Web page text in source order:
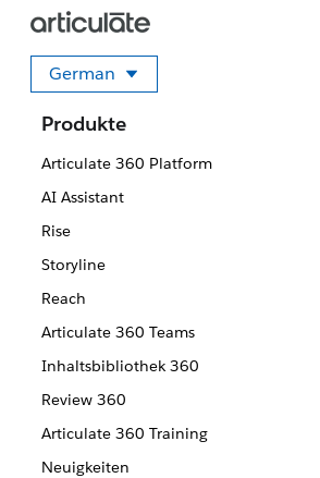
German
Sprache auswählen
Produkte
Articulate 360 Platform
AI Assistant
Rise
Storyline
Reach
Articulate 360 Teams
Inhaltsbibliothek 360
Review 360
Articulate 360 Training
Neuigkeiten